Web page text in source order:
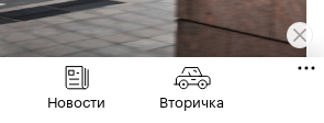
несколько модификаций — и
(Фото: Audi AG)
Новости Вторичка